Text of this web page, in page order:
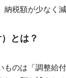
税額が少なく
とは？
のは「調整給